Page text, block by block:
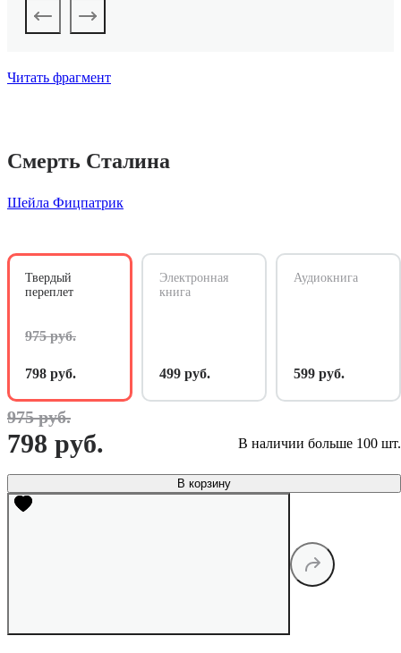
Читать фрагмент
Смерть Сталина
Шейла Фицпатрик
Твердый
переплет
975 руб.
798 руб.
Электронная
книга
499 руб.
Аудиокнига
599 руб.
975 руб.
798 руб. В наличии больше 100 шт.
В корзину